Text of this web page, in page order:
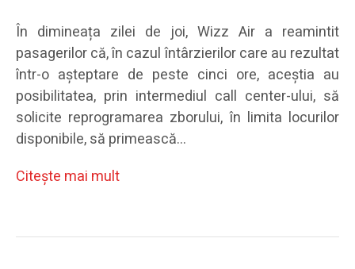
În dimineața zilei de joi, Wizz Air a reamintit
pasagerilor că, în cazul întârzierilor care au rezultat
într-o așteptare de peste cinci ore, aceștia au
posibilitatea, prin intermediul call center-ului, să
solicite reprogramarea zborului, în limita locurilor
disponibile, să primească…
Citeşte mai mult